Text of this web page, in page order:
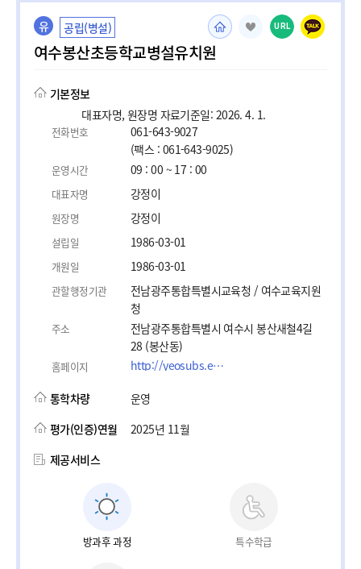
유 공립(병설)
여수봉산초등학교병설유치원
URL
기본정보
대표자명, 원장명 자료기준일: 2026. 4. 1.
전화번호
061-643-9027
(팩스 : 061-643-9025)
운영시간 09 : 00 ~ 17 : 00
대표자명 강정이
원장명 강정이
설립일 1986-03-01
개원일 1986-03-01
관할행정기관
전남광주통합특별시교육청 / 여수교육지원
청
주소
전남광주통합특별시 여수시 봉산새철4길
28 (봉산동)
홈페이지 http://yeosubs.es.jne.kr
통학차량
운영
평가(인증)연월
2025년 11월
제공서비스
방과후 과정 특수학급